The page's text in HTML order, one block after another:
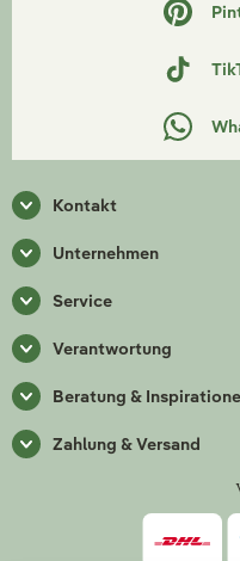
Kontakt
Unternehmen
Service
Verantwortung
Beratung &
Zahlung & Versand